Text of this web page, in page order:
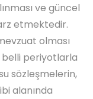
ve güncel
etmektedir.
olması
periyotlarla
sözleşmelerin,
alanında